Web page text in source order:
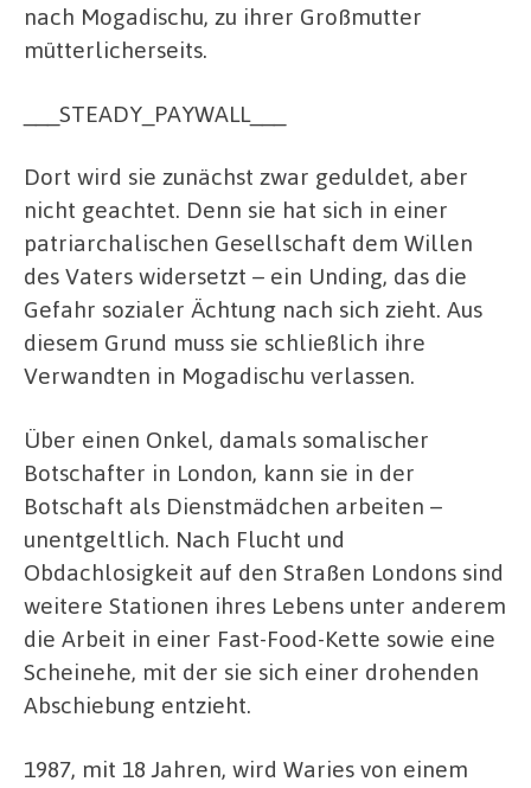
nach Mogadischu, zu ihrer Großmutter
mütterlicherseits.
___STEADY_PAYWALL___
Dort wird sie zunächst zwar geduldet, aber
nicht geachtet. Denn sie hat sich in einer
patriarchalischen Gesellschaft dem Willen
des Vaters widersetzt – ein Unding, das die
Gefahr sozialer Ächtung nach sich zieht. Aus
diesem Grund muss sie schließlich ihre
Verwandten in Mogadischu verlassen.
Über einen Onkel, damals somalischer
Botschafter in London, kann sie in der
Botschaft als Dienstmädchen arbeiten –
unentgeltlich. Nach Flucht und
Obdachlosigkeit auf den Straßen Londons sind
weitere Stationen ihres Lebens unter anderem
die Arbeit in einer Fast-Food-Kette sowie eine
Scheinehe, mit der sie sich einer drohenden
Abschiebung entzieht.
1987, mit 18 Jahren, wird Waries von einem